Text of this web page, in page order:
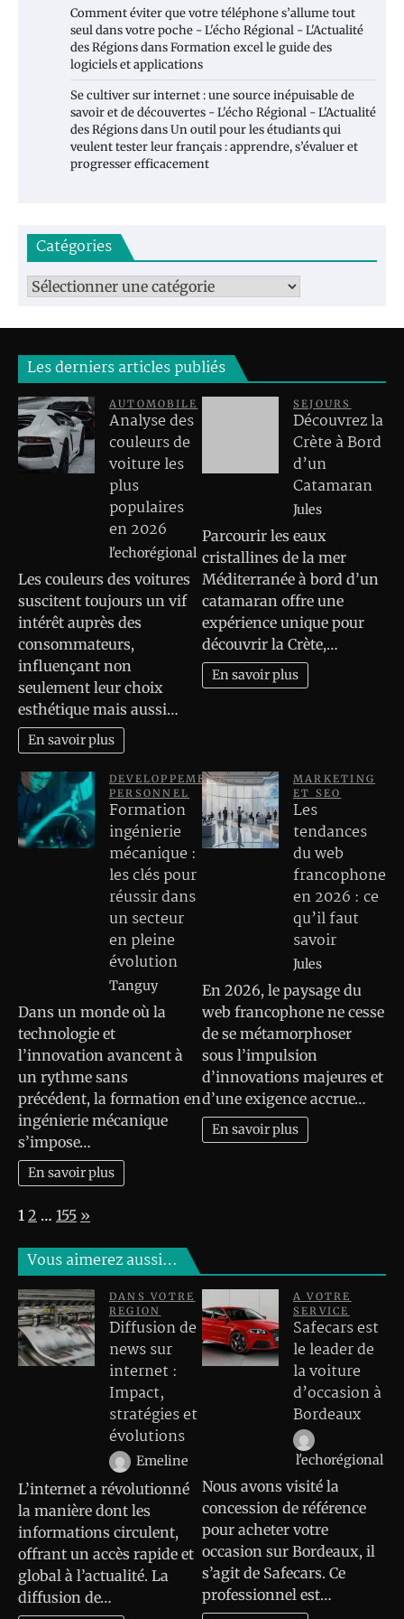
Comment éviter que votre téléphone s’allume tout
seul dans votre poche - L'écho Régional - L'Actualité
des RégionsdansFormation excel le guide des
logiciels et applications
Se cultiver sur internet : une source inépuisable de
savoir et de découvertes - L'écho Régional - L'Actualité
des RégionsdansUn outil pour les étudiants qui
veulent tester leur français : apprendre, s’évaluer et
progresser efficacement
Catégories
Catégories
Les derniers articles publiés
AUTOMOBILE
Analyse des
couleurs de
voiture les
plus
populaires
en 2026
l'echorégional
Les couleurs des voitures
suscitent toujours un vif
intérêt auprès des
consommateurs,
influençant non
seulement leur choix
esthétique mais aussi…
En savoir plus
SEJOURS
Découvrez la
Crète à Bord
d’un
Catamaran
Jules
Parcourir les eaux
cristallines de la mer
Méditerranée à bord d’un
catamaran offre une
expérience unique pour
découvrir la Crète,…
En savoir plus
DEVELOPPEMENT
PERSONNEL
Formation
ingénierie
mécanique :
les clés pour
réussir dans
un secteur
en pleine
évolution
Tanguy
Dans un monde où la
technologie et
l’innovation avancent à
un rythme sans
précédent, la formation en
ingénierie mécanique
s’impose…
En savoir plus
MARKETING
ET SEO
Les
tendances
du web
francophone
en 2026 : ce
qu’il faut
savoir
Jules
En 2026, le paysage du
web francophone ne cesse
de se métamorphoser
sous l’impulsion
d’innovations majeures et
d’une exigence accrue…
En savoir plus
Page:
1 2 … 155 Next
»
Vous aimerez aussi…
DANS VOTRE
REGION
Diffusion de
news sur
internet :
Impact,
stratégies et
évolutions
Emeline
L’internet a révolutionné
la manière dont les
informations circulent,
offrant un accès rapide et
global à l’actualité. La
diffusion de…
A VOTRE
SERVICE
Safecars est
le leader de
la voiture
d’occasion à
Bordeaux
l'echorégional
Nous avons visité la
concession de référence
pour acheter votre
occasion sur Bordeaux, il
s’agit de Safecars. Ce
professionnel est…